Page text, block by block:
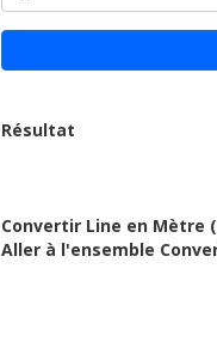
Résultat
Convertir Line en Mètre
Aller à l'ensemble